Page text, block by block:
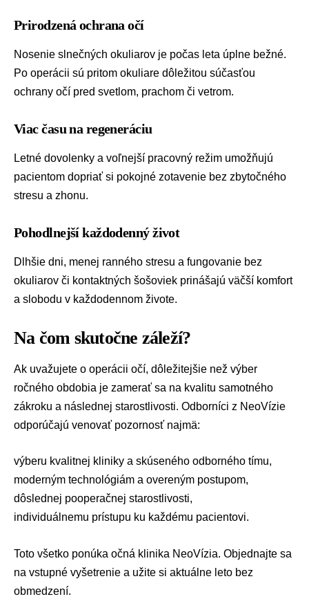
Prirodzená ochrana očí
Nosenie slnečných okuliarov je počas leta úplne bežné.
Po operácii sú pritom okuliare dôležitou súčasťou
ochrany očí pred svetlom, prachom či vetrom.
Viac času na regeneráciu
Letné dovolenky a voľnejší pracovný režim umožňujú
pacientom dopriať si pokojné zotavenie bez zbytočného
stresu a zhonu.
Pohodlnejší každodenný život
Dlhšie dni, menej ranného stresu a fungovanie bez
okuliarov či kontaktných šošoviek prinášajú väčší komfort
a slobodu v každodennom živote.
Na čom skutočne záleží?
Ak uvažujete o operácii očí, dôležitejšie než výber
ročného obdobia je zamerať sa na kvalitu samotného
zákroku a následnej starostlivosti. Odborníci z NeoVízie
odporúčajú venovať pozornosť najmä:
výberu kvalitnej kliniky a skúseného odborného tímu,
moderným technológiám a overeným postupom,
dôslednej pooperačnej starostlivosti,
individuálnemu prístupu ku každému pacientovi.
Toto všetko ponúka očná klinika NeoVízia. Objednajte sa
na vstupné vyšetrenie a užite si aktuálne leto bez
obmedzení.